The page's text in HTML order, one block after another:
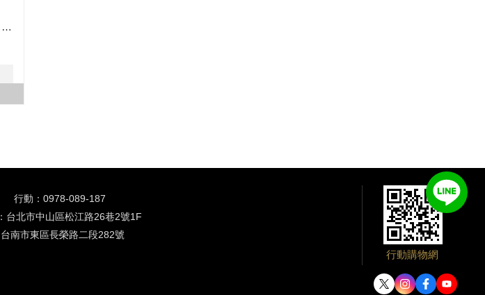
行動：0978-089-187
台北市中山區松江路26巷2號1F
南市東區長榮路二段282號
行動購物網